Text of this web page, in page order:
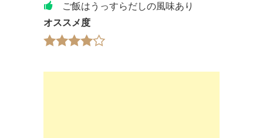
ご飯はうっすらだしの風味あり
オススメ度